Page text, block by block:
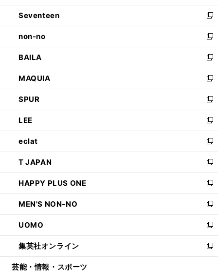
開
く
ウ
で
開
く
ン
ド
ウ
で
開
く
Seventeen
新
し
い
ウ
ィ
ン
ド
ウ
で
開
く
non-no
新
し
い
ウ
ィ
ン
ド
ウ
で
開
く
BAILA
新
し
い
ウ
ィ
ン
ド
ウ
で
開
く
MAQUIA
新
し
い
ウ
ィ
ン
ド
ウ
で
開
く
SPUR
新
し
い
ウ
ィ
ン
ド
ウ
で
開
く
LEE
新
し
い
ウ
ィ
ン
ド
ウ
で
開
く
eclat
新
し
い
ウ
ィ
ン
ド
ウ
で
開
く
T JAPAN
新
し
い
ウ
ィ
ン
ド
ウ
で
開
HAPPY PLUS ONE
新
し
い
ウ
ィ
ン
ド
ウ
MEN'S NON-NO
新
し
い
ウ
ィ
ン
UOMO
新
し
い
ウ
集英社オンライン
新
し
芸能・情報・スポーツ